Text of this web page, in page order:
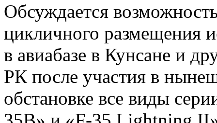
Обсуждается
цикличного размещения
в авиабазе в Кунсане и
РК после участия в
обстановке все виды